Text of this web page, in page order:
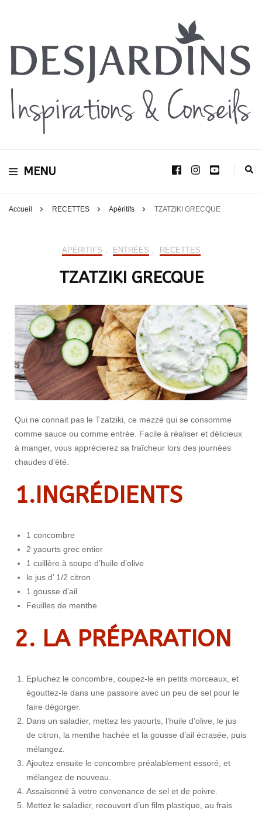
Desjardins
Inspirations &
Conseils
Avec le blog Desjardins, nous avons pour volonté de partager et de transmettre
d’aménagement d’intérieur et d’extérieur.
MENU
Accueil RECETTES Apéritifs TZATZIKI GRECQUE
APÉRITIFS , ENTRÉES , RECETTES
TZATZIKI GRECQUE
Qui ne connait pas le Tzatziki, ce mezzé qui se consomme
comme sauce ou comme entrée. Facile à réaliser et délicieux
à manger, vous apprécierez sa fraîcheur lors des journées
chaudes d’été.
1.INGRÉDIENTS
1 concombre
2 yaourts grec entier
1 cuillère à soupe d’huile d’olive
le jus d’ 1/2 citron
1 gousse d’ail
Feuilles de menthe
2. LA PRÉPARATION
Epluchez le concombre, coupez-le en petits morceaux, et
égouttez-le dans une passoire avec un peu de sel pour le
faire dégorger.
Dans un saladier, mettez les yaourts, l’huile d’olive, le jus
de citron, la menthe hachée et la gousse d’ail écrasée, puis
mélangez.
Ajoutez ensuite le concombre préalablement essoré, et
mélangez de nouveau.
Assaisonné à votre convenance de sel et de poivre.
Mettez le saladier, recouvert d’un film plastique, au frais